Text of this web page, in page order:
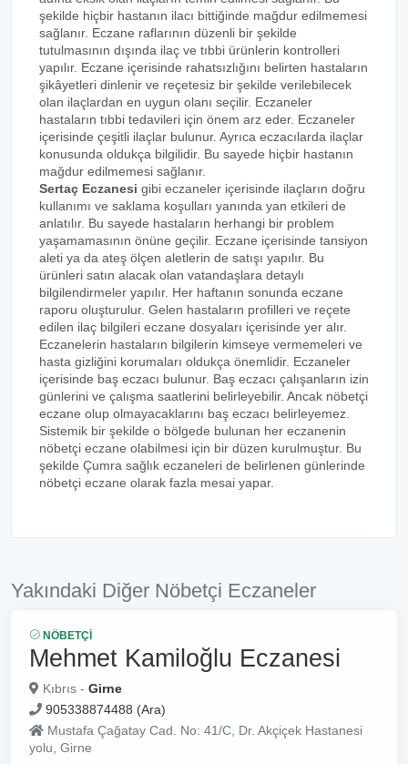
şekilde hiçbir hastanın ilacı bittiğinde mağdur edilmemesi
sağlanır. Eczane raflarının düzenli bir şekilde
tutulmasının dışında ilaç ve tıbbi ürünlerin kontrolleri
yapılır. Eczane içerisinde rahatsızlığını belirten hastaların
şikâyetleri dinlenir ve reçetesiz bir şekilde verilebilecek
olan ilaçlardan en uygun olanı seçilir. Eczaneler
hastaların tıbbi tedavileri için önem arz eder. Eczaneler
içerisinde çeşitli ilaçlar bulunur. Ayrıca eczacılarda ilaçlar
konusunda oldukça bilgilidir. Bu sayede hiçbir hastanın
mağdur edilmemesi sağlanır.
Sertaç Eczanesi gibi eczaneler içerisinde ilaçların doğru
kullanımı ve saklama koşulları yanında yan etkileri de
anlatılır. Bu sayede hastaların herhangi bir problem
yaşamamasının önüne geçilir. Eczane içerisinde tansiyon
aleti ya da ateş ölçen aletlerin de satışı yapılır. Bu
ürünleri satın alacak olan vatandaşlara detaylı
bilgilendirmeler yapılır. Her haftanın sonunda eczane
raporu oluşturulur. Gelen hastaların profilleri ve reçete
edilen ilaç bilgileri eczane dosyaları içerisinde yer alır.
Eczanelerin hastaların bilgilerin kimseye vermemeleri ve
hasta gizliğini korumaları oldukça önemlidir. Eczaneler
içerisinde baş eczacı bulunur. Baş eczacı çalışanların izin
günlerini ve çalışma saatlerini belirleyebilir. Ancak nöbetçi
eczane olup olmayacaklarını baş eczacı belirleyemez.
Sistemik bir şekilde o bölgede bulunan her eczanenin
nöbetçi eczane olabilmesi için bir düzen kurulmuştur. Bu
şekilde Çumra sağlık eczaneleri de belirlenen günlerinde
nöbetçi eczane olarak fazla mesai yapar.
Yakındaki Diğer Nöbetçi Eczaneler
NÖBETÇI
Mehmet Kamiloğlu Eczanesi
Kıbrıs - Girne
905338874488 (Ara)
Mustafa Çağatay Cad. No: 41/C, Dr. Akçiçek Hastanesi
yolu, Girne